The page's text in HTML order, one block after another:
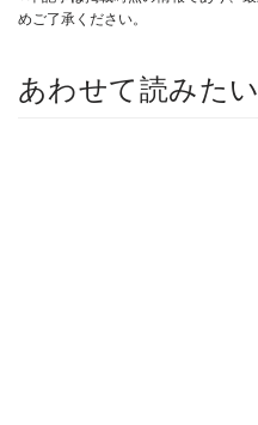
めご了承ください。
あわせて読みたい